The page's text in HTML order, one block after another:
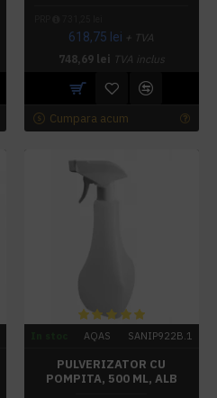
618,75 lei + TVA
748,69 lei TVA inclus
Cumpara acum
AQAS SANIP922B.1
PULVERIZATOR CU
POMPITA, 500 ML, ALB